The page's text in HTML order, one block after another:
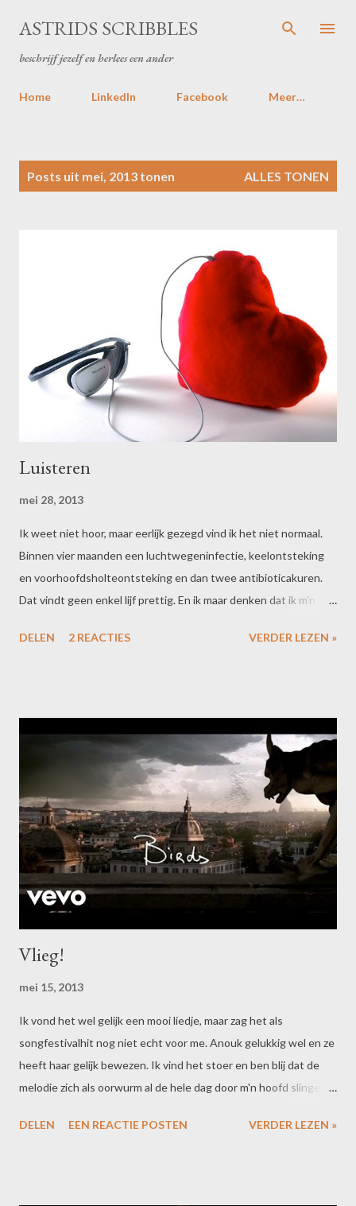
Doorgaan naar hoofdcontent
ASTRIDS SCRIBBLES
beschrijf jezelf en herlees een ander
Home LinkedIn Facebook Meer…
Posts uit mei, 2013 tonen ALLES TONEN
Luisteren
mei 28, 2013
Ik weet niet hoor, maar eerlijk gezegd vind ik het niet normaal.
Binnen vier maanden een luchtwegeninfectie, keelontsteking
en voorhoofdsholteontsteking en dan twee antibioticakuren.
Dat vindt geen enkel lijf prettig. En ik maar denken dat ik m'n
denken die bacilletjes kennelijk anders over. Ik moet maar eens
DELEN 2 REACTIES VERDER LEZEN »
Vlieg!
mei 15, 2013
Ik vond het wel gelijk een mooi liedje, maar zag het als
songfestivalhit nog niet echt voor me. Anouk gelukkig wel en ze
heeft haar gelijk bewezen. Ik vind het stoer en ben blij dat de
melodie zich als oorwurm al de hele dag door m'n hoofd slingert.
is, legt dominee Gremdaat het nog één keer uit. Dit ben ik en zo
DELEN EEN REACTIE POSTEN VERDER LEZEN »